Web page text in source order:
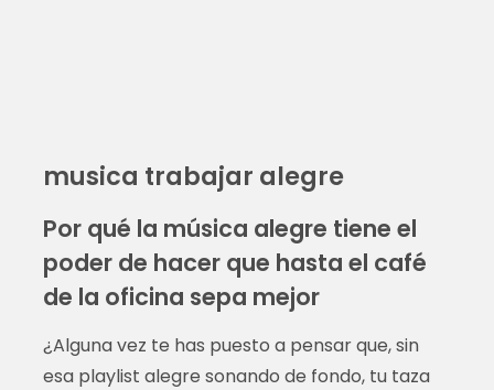
musica trabajar alegre
Por qué la música alegre tiene el
poder de hacer que hasta el café
de la oficina sepa mejor
¿Alguna vez te has puesto a pensar que, sin
esa playlist alegre sonando de fondo, tu taza